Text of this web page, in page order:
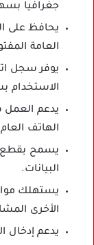
جغرافيا
يحافظ على
العامة
يوفر سجل
الاستخدام
يدعم العمل
الهاتف
يسمح بقطع
البيانات.
الأخرى
يدعم إدخال